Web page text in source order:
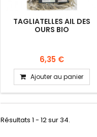
TAGLIATELLES AIL DES
OURS BIO
6,35 €
Ajouter au panier
Résultats 1 - 12 sur 34.